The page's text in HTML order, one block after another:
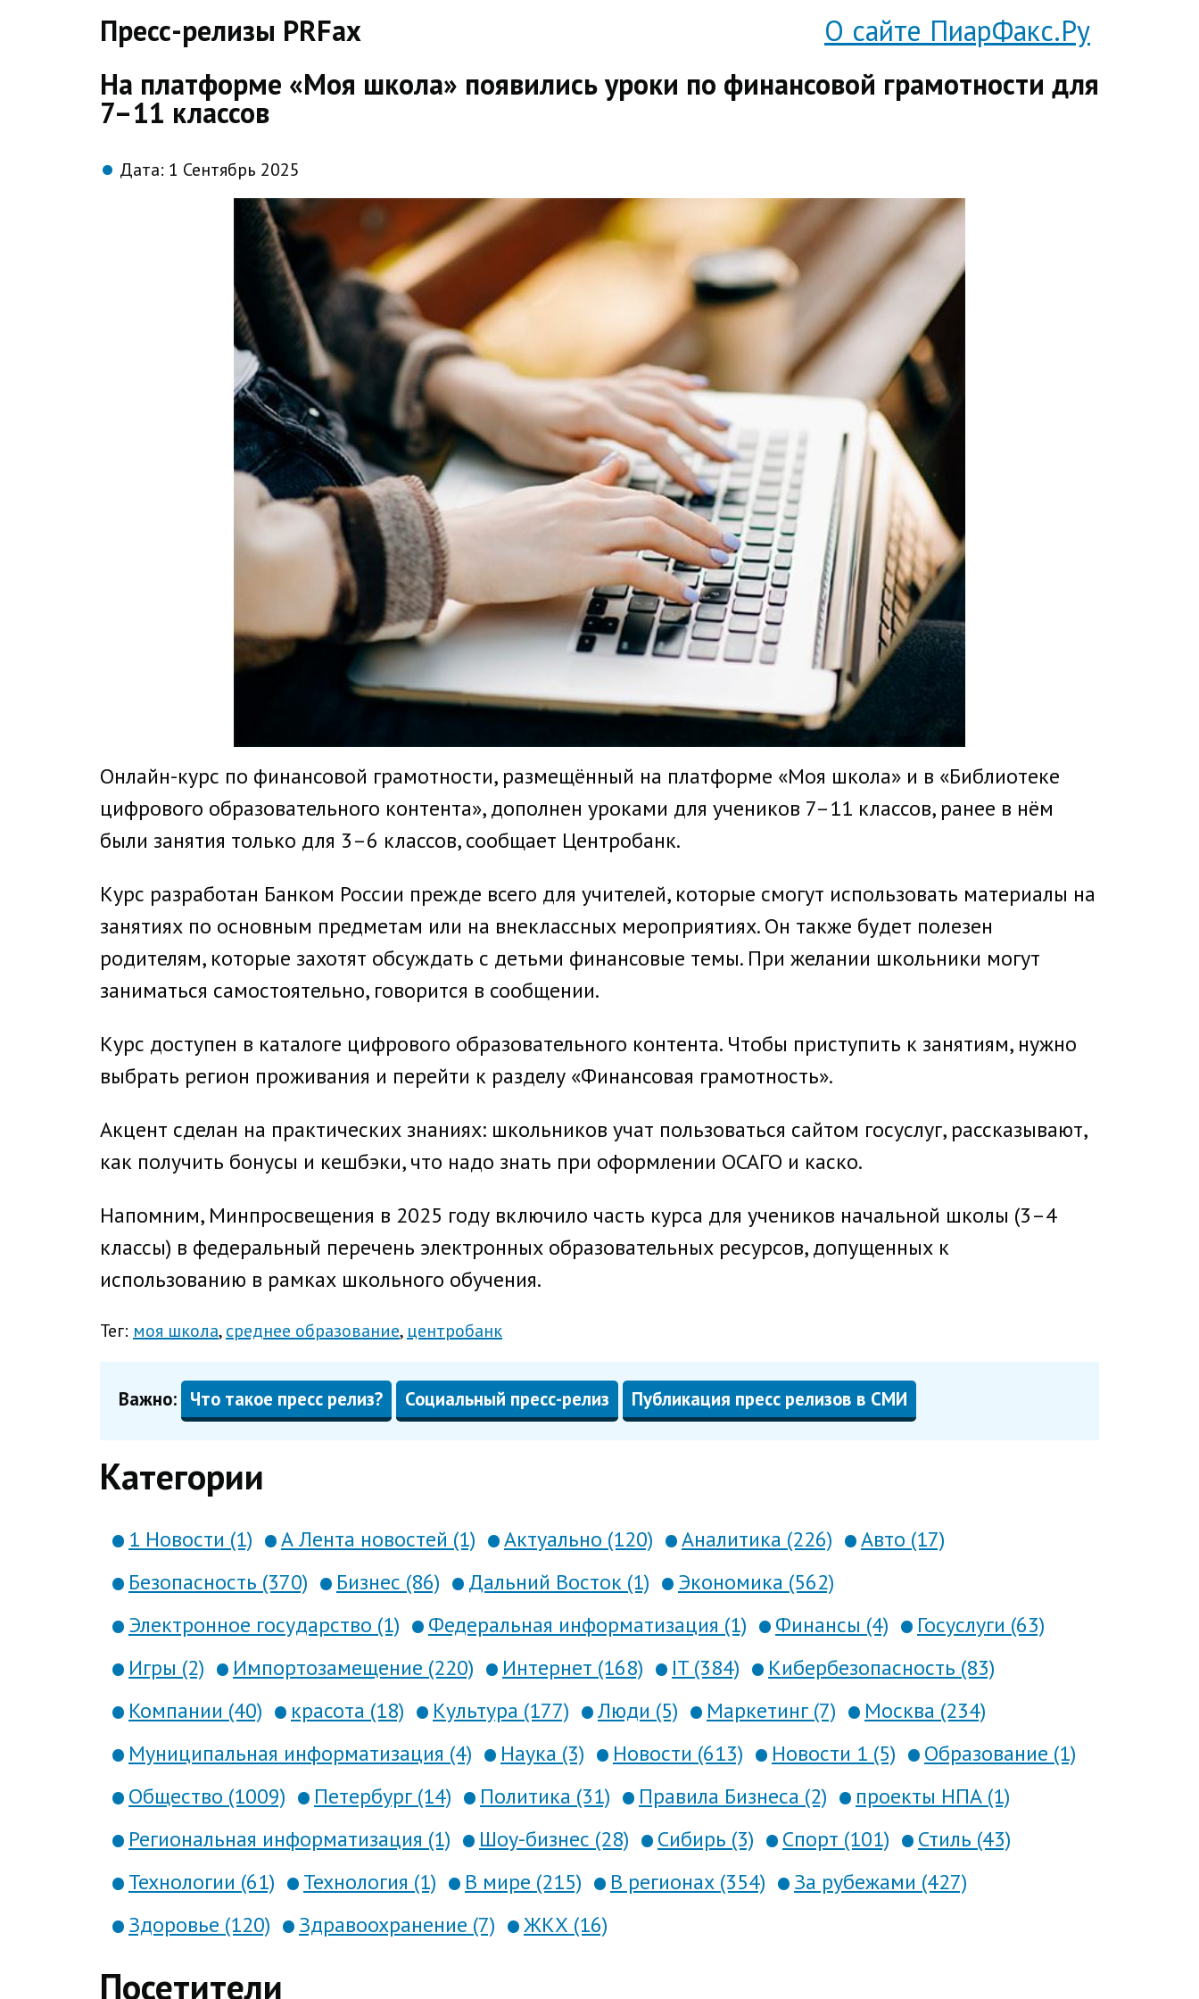
Пресс-релизы PRFax
О сайте ПиарФакс.Ру
На платформе «Моя школа» появились уроки по финансовой грамотности для
7–11 классов
Дата: 1 Сентябрь 2025
Онлайн-курс по финансовой грамотности, размещённый на платформе «Моя школа» и в «Библиотеке
цифрового образовательного контента», дополнен уроками для учеников 7–11 классов, ранее в нём
были занятия только для 3–6 классов, сообщает Центробанк.
Курс разработан Банком России прежде всего для учителей, которые смогут использовать материалы на
занятиях по основным предметам или на внеклассных мероприятиях. Он также будет полезен
родителям, которые захотят обсуждать с детьми финансовые темы. При желании школьники могут
заниматься самостоятельно, говорится в сообщении.
Курс доступен в каталоге цифрового образовательного контента. Чтобы приступить к занятиям, нужно
выбрать регион проживания и перейти к разделу «Финансовая грамотность».
Акцент сделан на практических знаниях: школьников учат пользоваться сайтом госуслуг, рассказывают,
как получить бонусы и кешбэки, что надо знать при оформлении ОСАГО и каско.
Напомним, Минпросвещения в 2025 году включило часть курса для учеников начальной школы (3–4
классы) в федеральный перечень электронных образовательных ресурсов, допущенных к
использованию в рамках школьного обучения.
Тег: моя школа среднее образование центробанк
Важно: Что такое пресс релиз? Социальный пресс-релиз Публикация пресс релизов в СМИ
Категории
1 Новости (1) А Лента новостей (1) Актуально (120) Аналитика (226)
Авто (17)
Безопасность (370)
Бизнес (86) Дальний Восток (1)
Экономика (562)
Электронное государство (1)
Федеральная информатизация (1) Финансы (4)
Госуслуги (63)
Игры (2)
Импортозамещение (220) Интернет (168) IT (384)
Кибербезопасность (83)
Компании (40)
красота (18) Культура (177) Люди (5) Маркетинг (7)
Москва (234)
Муниципальная информатизация (4)
Наука (3) Новости (613) Новости 1 (5)
Образование (1)
Общество (1009)
Петербург (14) Политика (31) Правила Бизнеса (2)
проекты НПА (1)
Региональная информатизация (1)
Шоу-бизнес (28) Сибирь (3) Спорт (101)
Стиль (43)
Технологии (61)
Технология (1) В мире (215) В регионах (354)
За рубежами (427)
Здоровье (120)
Здравоохранение (7) ЖКХ (16)
Посетители